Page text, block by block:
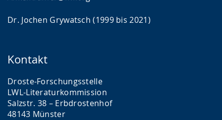
Dr. Jochen Grywatsch (1999 bis 2021)
Kontakt
Droste-Forschungsstelle
LWL-Literaturkommission
Salzstr. 38 – Erbdrostenhof
48143 Münster